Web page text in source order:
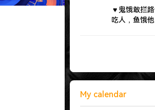
♥ 鬼饿敢拦
吃人，鱼饿
My calendar